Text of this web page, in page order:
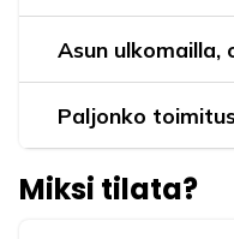
Asun ulkomailla,
Paljonko
Miksi tilata?